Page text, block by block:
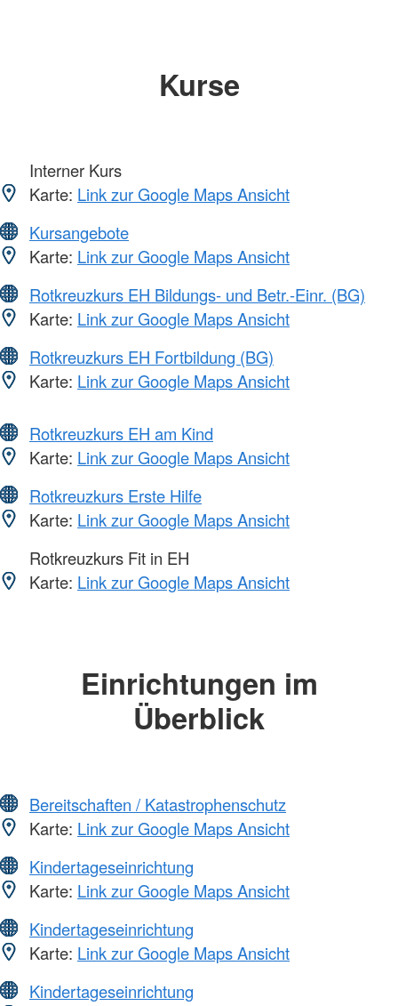
Kurse
Interner Kurs
Karte: Link zur Google Maps Ansicht
Kursangebote
Karte: Link zur Google Maps Ansicht
Rotkreuzkurs EH Bildungs- und Betr.-Einr. (BG)
Karte: Link zur Google Maps Ansicht
Rotkreuzkurs EH Fortbildung (BG)
Karte: Link zur Google Maps Ansicht
Rotkreuzkurs EH am Kind
Karte: Link zur Google Maps Ansicht
Rotkreuzkurs Erste Hilfe
Karte: Link zur Google Maps Ansicht
Rotkreuzkurs Fit in EH
Karte: Link zur Google Maps Ansicht
Einrichtungen im
Überblick
Bereitschaften / Katastrophenschutz
Karte: Link zur Google Maps Ansicht
Kindertageseinrichtung
Karte: Link zur Google Maps Ansicht
Kindertageseinrichtung
Karte: Link zur Google Maps Ansicht
Kindertageseinrichtung